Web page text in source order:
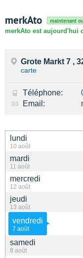
merkAto maintenant
merkAto est aujourd'hui
lundi
10 août
mardi
11 août
mercredi
12 août
jeudi
13 août
vendredi
7 août
samedi
8 août
Grote Markt 7 ,
carte
Téléphone:
Email: